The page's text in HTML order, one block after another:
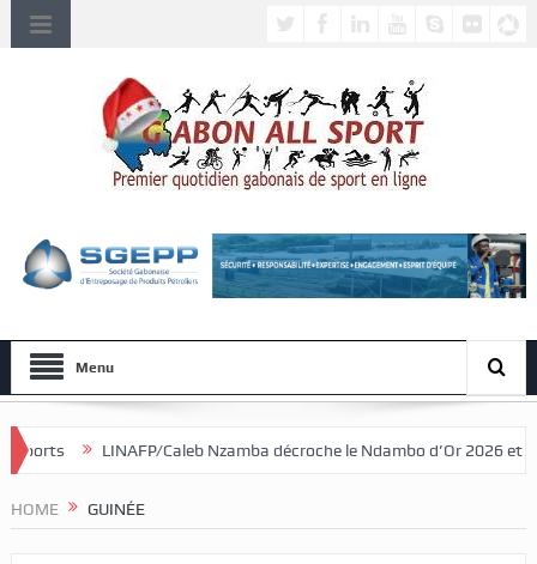
Menu
Caleb Nzamba décroche le Ndambo d’Or 2026 et Alain Djissikadié
HOME GUINÉE